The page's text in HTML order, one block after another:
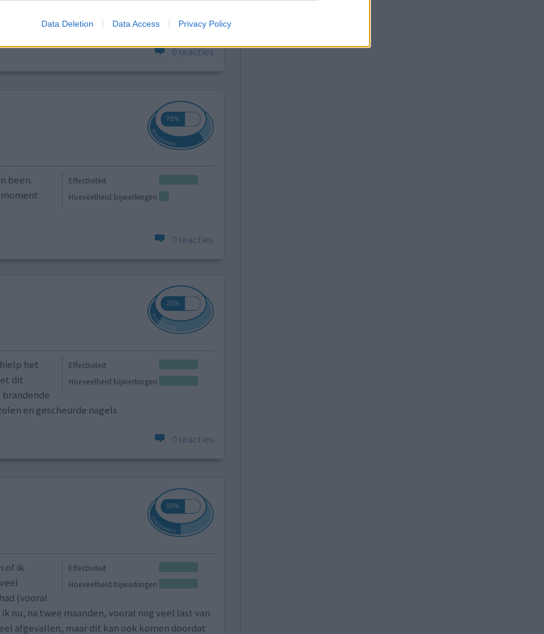
Data Deletion Data Access Privacy Policy
begon te voelen. Omdat ik ook last had
0 reacties
Effectiviteit
Hoeveelheid bijwerkingen
been.
0 reacties
Effectiviteit
Hoeveelheid bijwerkingen
het
dit
en gescheurde nagels
0 reacties
Effectiviteit
Hoeveelheid bijwerkingen
of ik
(vooral
nu, na twee maanden, vooral nog veel last van
afgevallen, maar dit kan ook komen doordat